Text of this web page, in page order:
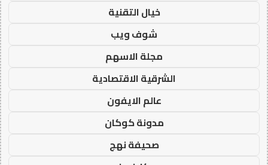
خيال التقنية
شوف ويب
مجلة الاسهم
الشرقية الاقتصادية
عالم الايفون
مدونة كوكان
صحيفة نهج